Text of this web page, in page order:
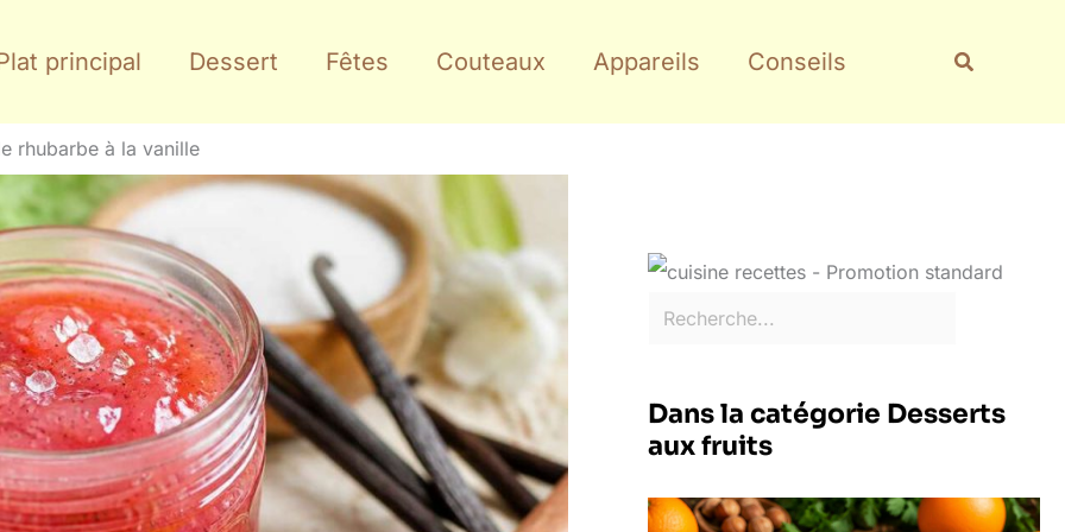
principal Dessert Fêtes Couteaux Appareils Conseils
rhubarbe à la vanille
Dans la catégorie Desserts
aux fruits